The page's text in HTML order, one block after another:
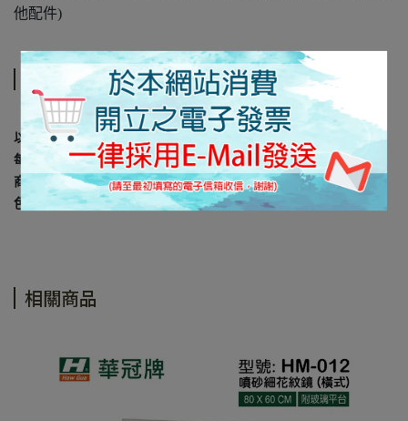
他配件)
規格說明
以上規格資料若有任何錯誤，以原廠規格所公佈資料為準。
每台電腦螢幕因設定及廠牌的不同，皆會影響顯示器的顏色呈現，
商品難免會有色差及個人感官認知的差異， 所以出貨以實際商品顏
色為主。
相關商品